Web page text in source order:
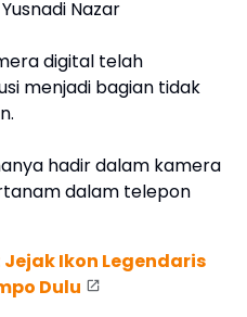
Nazar
digital telah
menjadi bagian tidak
hadir dalam kamera
dalam telepon
Ikon Legendaris
Dulu